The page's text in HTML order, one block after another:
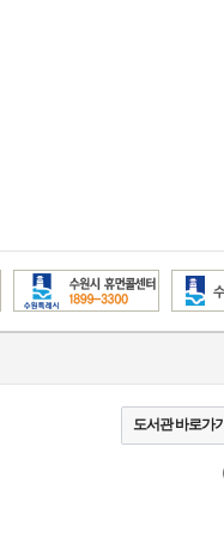
도서관 바로가기